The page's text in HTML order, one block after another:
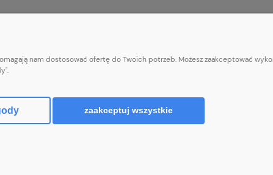
E-mail:pl101sukienek@gmail.com
nam dostosować ofertę do Twoich potrzeb. Możesz zaakceptować
zaakceptuj wszystkie